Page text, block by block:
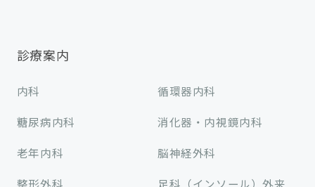
診療案内
内科 循環器内科
糖尿病内科 消化器・内視鏡内科
老年内科 脳神経外科
整形外科 足科（インソール）外来